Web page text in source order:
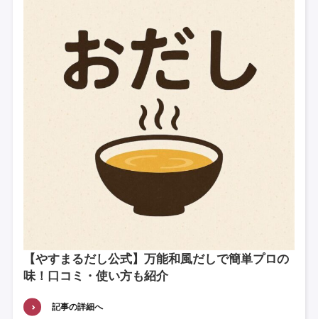
【やすまるだし公式】万能和風だしで簡単プロの
味！口コミ・使い方も紹介
記事の詳細へ